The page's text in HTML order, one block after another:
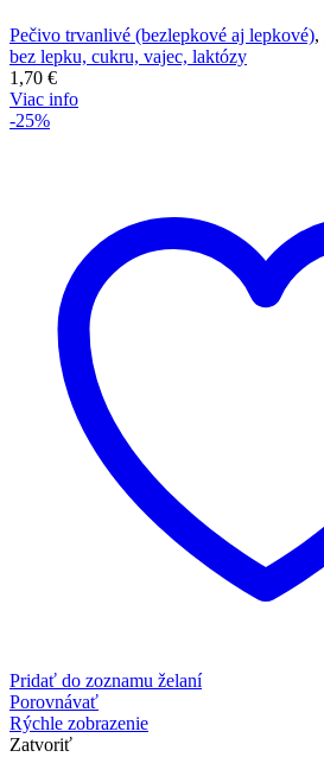
Pečivo trvanlivé (bezlepkové aj lepkové),
bez lepku, cukru, vajec, laktózy
1,70 €
Viac info
-25%
Pridať do zoznamu želaní
Porovnávať
Rýchle zobrazenie
Zatvoriť